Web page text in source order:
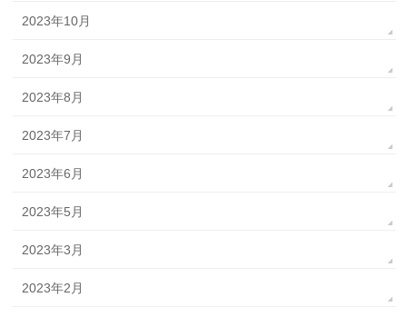
2023年10月
2023年9月
2023年8月
2023年7月
2023年6月
2023年5月
2023年3月
2023年2月